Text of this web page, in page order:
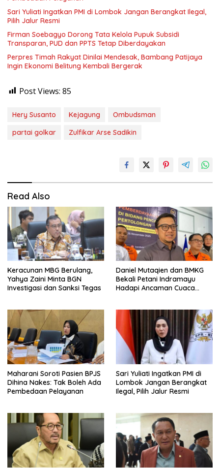
Sari Yuliati Ingatkan PMI di Lombok Jangan Berangkat Ilegal,
Pilih Jalur Resmi
Firman Soebagyo Dorong Tata Kelola Pupuk Subsidi
Transparan, PUD dan PPTS Tetap Diberdayakan
Perpres Timah Rakyat Dinilai Mendesak, Bambang Patijaya
Ingin Ekonomi Belitung Kembali Bergerak
Post Views: 85
Hery Susanto Kejagung
Ombudsman
partai golkar
Zulfikar Arse Sadikin
Read Also
Keracunan MBG Berulang,
Yahya Zaini Minta BGN
Investigasi dan Sanksi Tegas
Daniel Mutaqien dan BMKG
Bekali Petani Indramayu
Hadapi Ancaman Cuaca
Maharani Soroti Pasien BPJS
Dihina Nakes: Tak Boleh Ada
Pembedaan Pelayanan
Sari Yuliati Ingatkan PMI di
Lombok Jangan Berangkat
Ilegal, Pilih Jalur Resmi